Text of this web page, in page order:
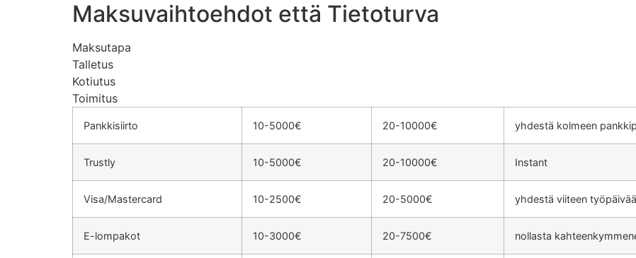
Maksuvaihtoehdot että Tietoturva
Maksutapa
Talletus
Kotiutus
Toimitus
Pankkisiirto 10-5000€ 20-10000€ yhdestä kolmeen
Trustly 10-5000€ 20-10000€ Instant
Visa/Mastercard 10-2500€ 20-5000€ yhdestä viiteen työpäivää
E-lompakot 10-3000€ 20-7500€ nollasta